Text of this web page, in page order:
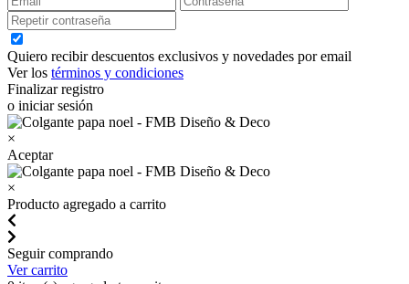
Quiero recibir descuentos exclusivos y novedades por email
Ver los términos y condiciones
Finalizar registro
o iniciar sesión
×
Aceptar
×
Producto agregado a carrito
Seguir comprando
Ver carrito